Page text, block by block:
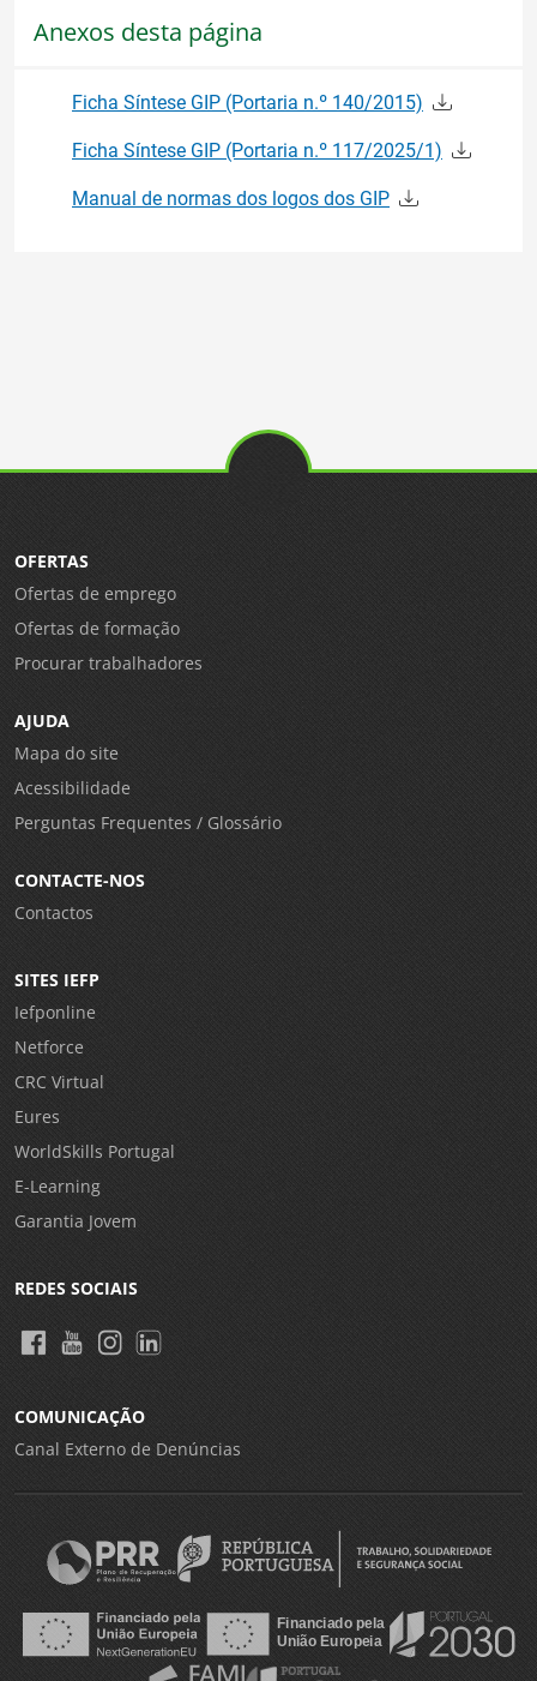
Anexos desta página
Ficha Síntese GIP (Portaria n.º 140/2015)
Ficha Síntese GIP (Portaria n.º 117/2025/1)
Manual de normas dos logos dos GIP
OFERTAS
Ofertas de emprego
Ofertas de formação
Procurar trabalhadores
AJUDA
Mapa do site
Acessibilidade
Perguntas Frequentes / Glossário
CONTACTE-NOS
Contactos
SITES IEFP
Iefponline
Netforce
CRC Virtual
Eures
WorldSkills Portugal
E-Learning
Garantia Jovem
REDES SOCIAIS
COMUNICAÇÃO
Canal Externo de Denúncias